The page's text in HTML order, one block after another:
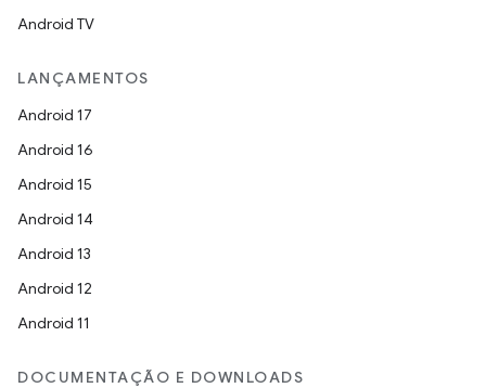
Android TV
LANÇAMENTOS
Android 17
Android 16
Android 15
Android 14
Android 13
Android 12
Android 11
DOCUMENTAÇÃO E DOWNLOADS